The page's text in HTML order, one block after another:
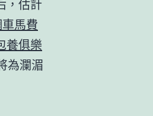
，估計
馬費
養俱樂
為瀾湄